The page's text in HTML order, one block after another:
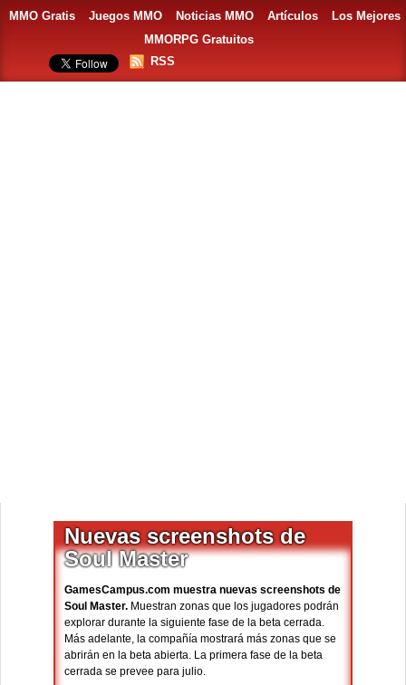
MMO Gratis Juegos MMO Noticias MMO Artículos
Los Mejores
MMORPG Gratuitos
RSS
Nuevas screenshots de
Soul Master
GamesCampus.com muestra nuevas screenshots de
Soul Master. Muestran zonas que los jugadores podrán
explorar durante la siguiente fase de la beta cerrada.
Más adelante, la compañía mostrará más zonas que se
abrirán en la beta abierta. La primera fase de la beta
cerrada se prevee para julio.